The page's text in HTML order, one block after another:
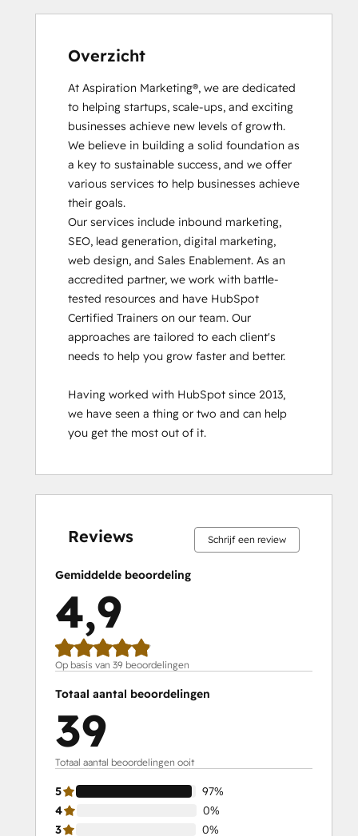
HubSpot Content Hub Software
HubSpot Marketing Hub Software
HubSpot Reporting
HubSpot Sales Hub Software
Certification
HubSpot Solutions Partner
HubSpot Trainer Certification
Inbound
Inbound Marketing
Inbound Marketing Optimization
Inbound Sales
Objectives-Based Onboarding
Platform Consulting
Sales Enablement
Sales Management Training: Strategies
for Developing a Successful Modern
Sales Team
SEO
Service Hub Software
Social Media Marketing Certification
Super Admin Bootcamp
Overzicht
At Aspiration Marketing®, we are dedicated
to helping startups, scale-ups, and exciting
businesses achieve new levels of growth.
We believe in building a solid foundation as
a key to sustainable success, and we offer
various services to help businesses achieve
their goals.
Our services include inbound marketing,
SEO, lead generation, digital marketing,
web design, and Sales Enablement. As an
accredited partner, we work with battle-
tested resources and have HubSpot
Certified Trainers on our team. Our
approaches are tailored to each client's
needs to help you grow faster and better.
Having worked with HubSpot since 2013,
we have seen a thing or two and can help
you get the most out of it.
Reviews Schrijf een review
Gemiddelde beoordeling
4,9
Op basis van 39 beoordelingen
Totaal aantal beoordelingen
39
Totaal aantal beoordelingen ooit
5
97%
4
0%
3
0%